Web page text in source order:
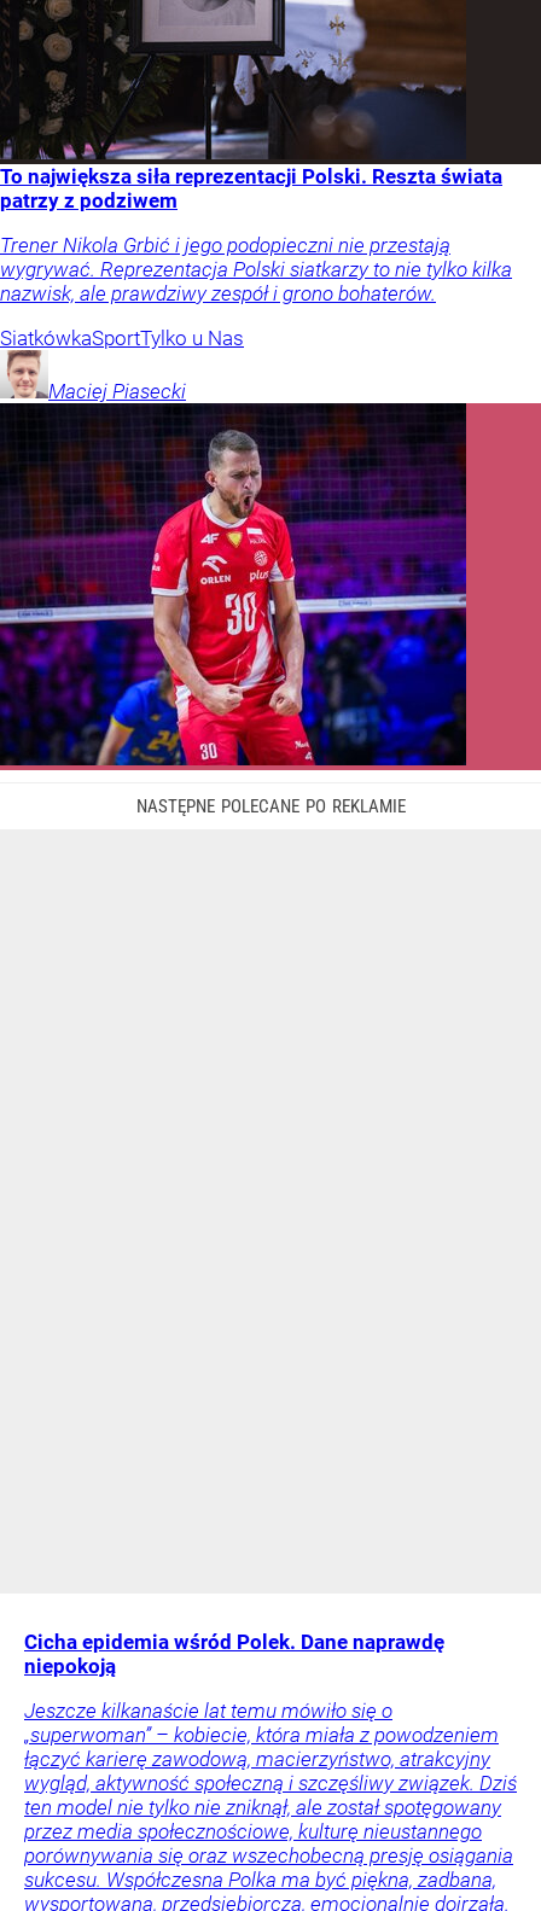
To największa siła reprezentacji Polski. Reszta świata
patrzy z podziwem
Trener Nikola Grbić i jego podopieczni nie przestają
wygrywać. Reprezentacja Polski siatkarzy to nie tylko kilka
nazwisk, ale prawdziwy zespół i grono bohaterów.
SiatkówkaSportTylko u Nas
Maciej Piasecki
Cicha epidemia wśród Polek. Dane naprawdę
niepokoją
Jeszcze kilkanaście lat temu mówiło się o
„superwoman” – kobiecie, która miała z powodzeniem
łączyć karierę zawodową, macierzyństwo, atrakcyjny
wygląd, aktywność społeczną i szczęśliwy związek. Dziś
ten model nie tylko nie zniknął, ale został spotęgowany
przez media społecznościowe, kulturę nieustannego
porównywania się oraz wszechobecną presję osiągania
sukcesu. Współczesna Polka ma być piękna, zadbana,
wysportowana, przedsiębiorcza, emocjonalnie dojrzała.